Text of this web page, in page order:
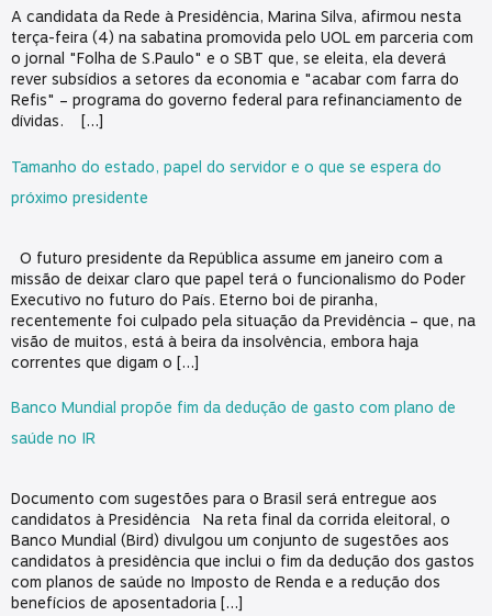
A candidata da Rede à Presidência, Marina Silva, afirmou nesta
terça-feira (4) na sabatina promovida pelo UOL em parceria com
o jornal "Folha de S.Paulo" e o SBT que, se eleita, ela deverá
rever subsídios a setores da economia e "acabar com farra do
Refis" – programa do governo federal para refinanciamento de
dívidas. […]
Tamanho do estado, papel do servidor e o que se espera do
próximo presidente
O futuro presidente da República assume em janeiro com a
missão de deixar claro que papel terá o funcionalismo do Poder
Executivo no futuro do País. Eterno boi de piranha,
recentemente foi culpado pela situação da Previdência – que, na
visão de muitos, está à beira da insolvência, embora haja
correntes que digam o […]
Banco Mundial propõe fim da dedução de gasto com plano de
saúde no IR
Documento com sugestões para o Brasil será entregue aos
candidatos à Presidência Na reta final da corrida eleitoral, o
Banco Mundial (Bird) divulgou um conjunto de sugestões aos
candidatos à presidência que inclui o fim da dedução dos gastos
com planos de saúde no Imposto de Renda e a redução dos
benefícios de aposentadoria […]